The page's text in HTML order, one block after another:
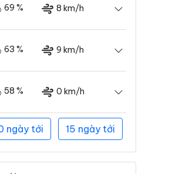
69 % 8 km/h
63 % 9 km/h
58 % 0 km/h
ngày tới 15 ngày tới